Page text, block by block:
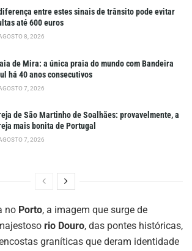
entre estes sinais de trânsito pode evitar
até 600 euros
8, 2026
de Mira: a única praia do mundo com Bandeira
há 40 anos consecutivos
7, 2026
de São Martinho de Soalhães: provavelmente, a
mais bonita de Portugal
7, 2026
no Porto, a imagem que surge de
rio Douro, das pontes históricas,
graníticas que deram identidade